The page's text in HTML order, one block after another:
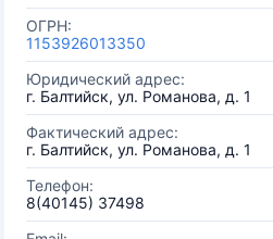
ОГРН:
1153926013350
Юридический адрес:
г. Балтийск, ул. Романова, д. 1
Фактический адрес:
г. Балтийск, ул. Романова, д. 1
Телефон:
8(40145) 37498